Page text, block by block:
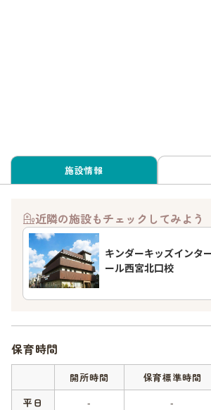
施設情報
近隣の施設もチェックしてみよう
キンダーキッズインタ
ール西宮北口校
保育時間
開所時間 保育標準時間
平日
- -